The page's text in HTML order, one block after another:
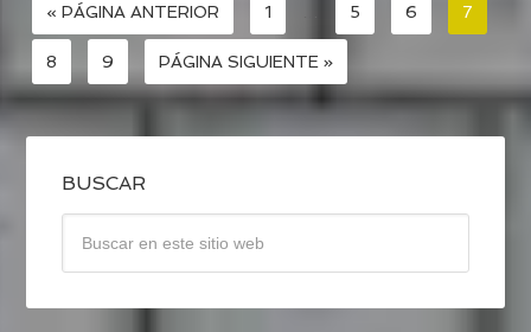
« PÁGINA ANTERIOR 1 5 6 7
8 9 PÁGINA SIGUIENTE »
BUSCAR